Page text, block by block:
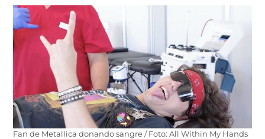
Fan de Metallica donando sangre / Foto: All Within My Hands